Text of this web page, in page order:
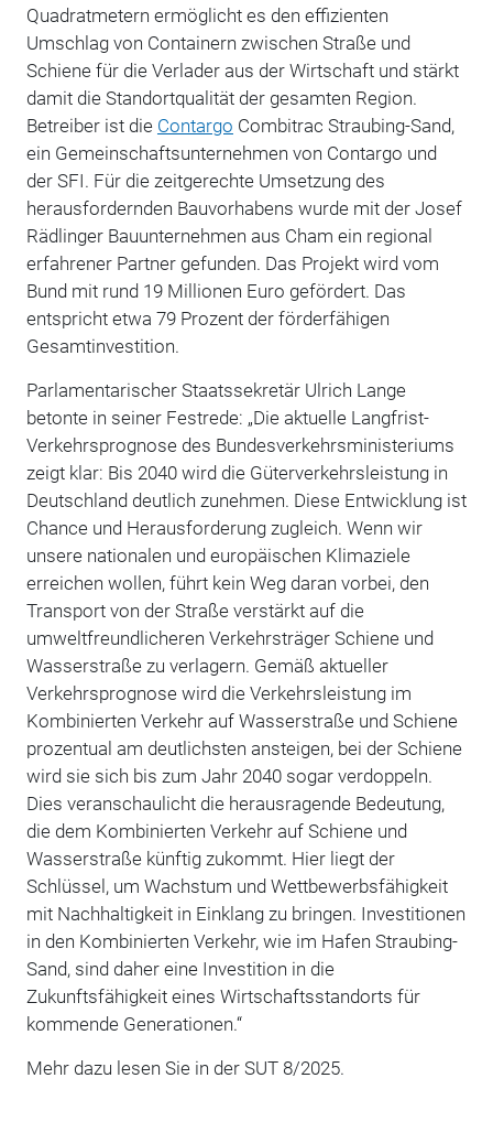
Quadratmetern ermöglicht es den effizienten
Umschlag von Containern zwischen Straße und
Schiene für die Verlader aus der Wirtschaft und stärkt
damit die Standortqualität der gesamten Region.
Betreiber ist die Contargo Combitrac Straubing-Sand,
ein Gemeinschaftsunternehmen von Contargo und
der SFI. Für die zeitgerechte Umsetzung des
herausfordernden Bauvorhabens wurde mit der Josef
Rädlinger Bauunternehmen aus Cham ein regional
erfahrener Partner gefunden. Das Projekt wird vom
Bund mit rund 19 Millionen Euro gefördert. Das
entspricht etwa 79 Prozent der förderfähigen
Gesamtinvestition.
Parlamentarischer Staatssekretär Ulrich Lange
betonte in seiner Festrede: „Die aktuelle Langfrist-
Verkehrsprognose des Bundesverkehrsministeriums
zeigt klar: Bis 2040 wird die Güterverkehrsleistung in
Deutschland deutlich zunehmen. Diese Entwicklung ist
Chance und Herausforderung zugleich. Wenn wir
unsere nationalen und europäischen Klimaziele
erreichen wollen, führt kein Weg daran vorbei, den
Transport von der Straße verstärkt auf die
umweltfreundlicheren Verkehrsträger Schiene und
Wasserstraße zu verlagern. Gemäß aktueller
Verkehrsprognose wird die Verkehrsleistung im
Kombinierten Verkehr auf Wasserstraße und Schiene
prozentual am deutlichsten ansteigen, bei der Schiene
wird sie sich bis zum Jahr 2040 sogar verdoppeln.
Dies veranschaulicht die herausragende Bedeutung,
die dem Kombinierten Verkehr auf Schiene und
Wasserstraße künftig zukommt. Hier liegt der
Schlüssel, um Wachstum und Wettbewerbsfähigkeit
mit Nachhaltigkeit in Einklang zu bringen. Investitionen
in den Kombinierten Verkehr, wie im Hafen Straubing-
Sand, sind daher eine Investition in die
Zukunftsfähigkeit eines Wirtschaftsstandorts für
kommende Generationen.“
Mehr dazu lesen Sie in der SUT 8/2025.